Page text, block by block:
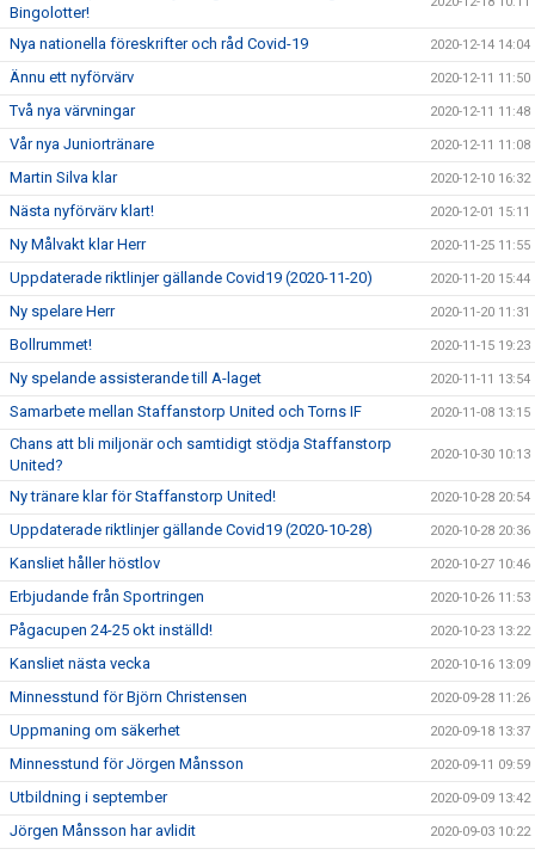
Bingolotter!
Nya nationella föreskrifter och råd Covid-19 2020-12-14 14:04
Ännu ett nyförvärv 2020-12-11 11:50
Två nya värvningar 2020-12-11 11:48
Vår nya Juniortränare 2020-12-11 11:08
Martin Silva klar 2020-12-10 16:32
Nästa nyförvärv klart! 2020-12-01 15:11
Ny Målvakt klar Herr 2020-11-25 11:55
Uppdaterade riktlinjer gällande Covid19 (2020-11-20) 2020-11-20 15:44
Ny spelare Herr 2020-11-20 11:31
Bollrummet! 2020-11-15 19:23
Ny spelande assisterande till A-laget 2020-11-11 13:54
Samarbete mellan Staffanstorp United och Torns IF 2020-11-08 13:15
Chans att bli miljonär och samtidigt stödja Staffanstorp
United?
2020-10-30 10:13
Ny tränare klar för Staffanstorp United! 2020-10-28 20:54
Uppdaterade riktlinjer gällande Covid19 (2020-10-28) 2020-10-28 20:36
Kansliet håller höstlov 2020-10-27 10:46
Erbjudande från Sportringen 2020-10-26 11:53
Pågacupen 24-25 okt inställd! 2020-10-23 13:22
Kansliet nästa vecka 2020-10-16 13:09
Minnesstund för Björn Christensen 2020-09-28 11:26
Uppmaning om säkerhet 2020-09-18 13:37
Minnesstund för Jörgen Månsson 2020-09-11 09:59
Utbildning i september 2020-09-09 13:42
Jörgen Månsson har avlidit 2020-09-03 10:22